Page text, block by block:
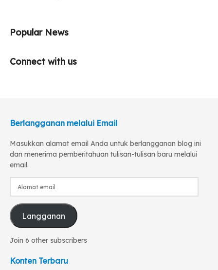
Popular News
Connect with us
Berlangganan melalui Email
Masukkan alamat email Anda untuk berlangganan blog ini
dan menerima pemberitahuan tulisan-tulisan baru melalui
email.
Langganan
Join 6 other subscribers
Konten Terbaru